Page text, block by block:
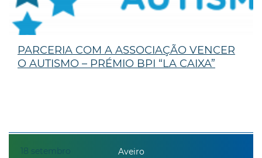
18 setembro
PARCERIA COM A ASSOCIAÇÃO VENCER
O AUTISMO – PRÉMIO BPI “LA CAIXA”
Aveiro